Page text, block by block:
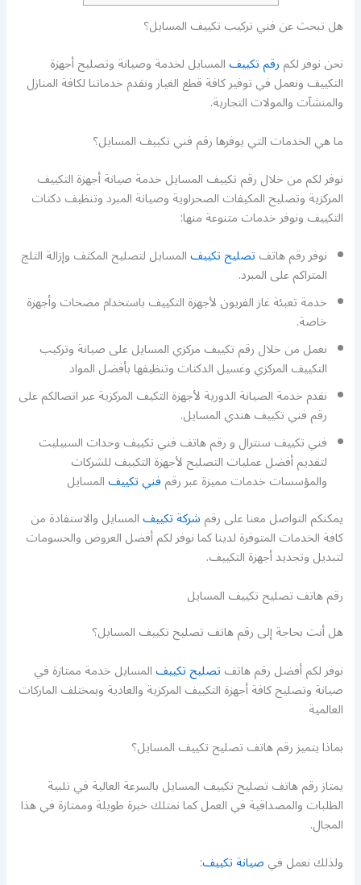
هل تبحث عن فني تركيب تكييف المسايل؟
نحن نوفر لكمرقم تكييفالمسايل لخدمة وصيانة وتصليح أجهزة
التكييف ونعمل في توفير كافة قطع الغيار ونقدم خدماتنا لكافة المنازل
والمنشآت والمولات التجارية.
ما هي الخدمات التي يوفرها رقم فني تكييف المسايل؟
نوفر لكم من خلال رقم تكييف المسايل خدمة صيانة أجهزة التكييف
المركزية وتصليح المكيفات الصحراوية وصيانة المبرد وتنظيف دكتات
التكييف ونوفر خدمات متنوعة منها:
نوفر رقم هاتفتصليح تكييفالمسايل لتصليح المكثف وإزالة الثلج
المتراكم على المبرد.
خدمة تعبئة غاز الفريون لأجهزة التكييف باستخدام مضخات وأجهزة
خاصة.
نعمل من خلال رقم تكييف مركزي المسايل على صيانة وتركيب
التكييف المركزي وغسيل الدكتات وتنظيفها بأفضل المواد
نقدم خدمة الصيانة الدورية لأجهزة التكيف المركزية عبر اتصالكم على
رقم فني تكييف هندي المسايل.
فني تكييف سنترال و رقم هاتف فني تكييف وحدات السبيليت
لتقديم أفضل عمليات التصليح لأجهزة التكييف للشركات
والمؤسسات خدمات مميزة عبر رقمفني تكييفالمسايل
يمكنكم التواصل معنا على رقمشركة تكييفالمسايل والاستفادة من
كافة الخدمات المتوفرة لدينا كما نوفر لكم أفضل العروض والحسومات
لتبديل وتجديد أجهزة التكييف.
رقم هاتف تصليح تكييف المسايل
هل أنت بحاجة إلى رقم هاتف تصليح تكييف المسايل؟
نوفر لكم أفضل رقم هاتفتصليح تكييفالمسايل خدمة ممتازة في
صيانة وتصليح كافة أجهزة التكييف المركزية والعادية وبمختلف الماركات
العالمية
بماذا يتميز رقم هاتف تصليح تكييف المسايل؟
يمتاز رقم هاتف تصليح تكييف المسايل بالسرعة العالية في تلبية
الطلبات والمصداقية في العمل كما نمتلك خبرة طويلة وممتازة في هذا
المجال.
ولذلك نعمل فيصيانة تكييف: